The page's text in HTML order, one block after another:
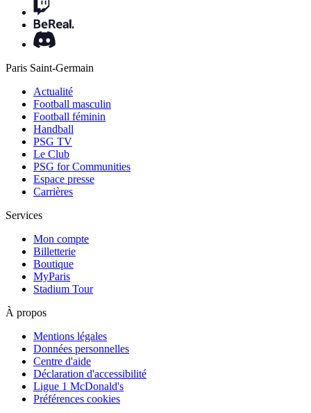
Paris Saint-Germain
Actualité
Football masculin
Football féminin
Handball
PSG TV
Le Club
PSG for Communities
Espace presse
Carrières
Services
Mon compte
Billetterie
Boutique
MyParis
Stadium Tour
À propos
Mentions légales
Données personnelles
Centre d'aide
Déclaration d'accessibilité
Ligue 1 McDonald's
Préférences cookies